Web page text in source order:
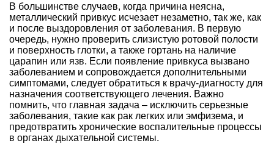
В большинстве случаев, когда причина неясна,
металлический привкус исчезает незаметно, так же, как
и после выздоровления от заболевания. В первую
очередь, нужно проверить слизистую ротовой полости
и поверхность глотки, а также гортань на наличие
царапин или язв. Если появление привкуса вызвано
заболеванием и сопровождается дополнительными
симптомами, следует обратиться к врачу-диагносту для
назначения соответствующего лечения. Важно
помнить, что главная задача – исключить серьезные
заболевания, такие как рак легких или эмфизема, и
предотвратить хронические воспалительные процессы
в органах дыхательной системы.